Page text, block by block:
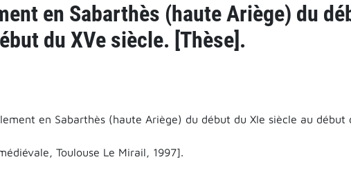
en Sabarthès (haute Ariège) du
du XVe siècle. [Thèse].
en Sabarthès (haute Ariège) du début du XIe siècle au début
Toulouse Le Mirail, 1997].